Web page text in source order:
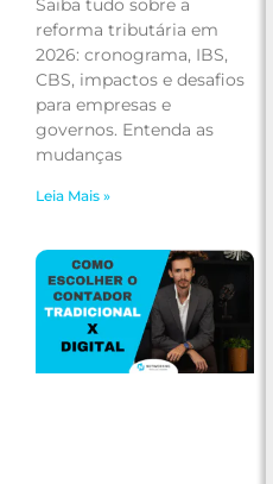
Saiba tudo sobre a
reforma tributária em
2026: cronograma, IBS,
CBS, impactos e desafios
para empresas e
governos. Entenda as
mudanças
Leia Mais »